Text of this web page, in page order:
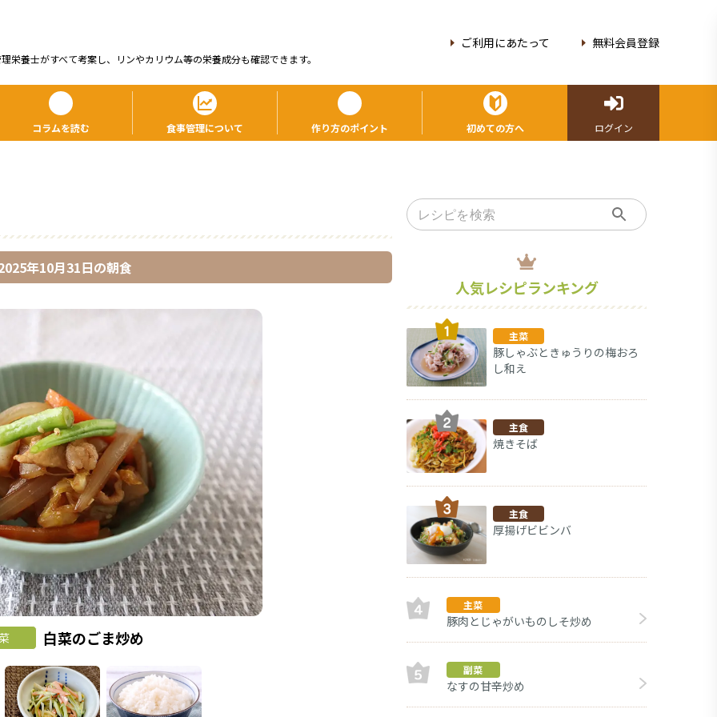
栄養⼠がすべて考案し、リンやカリウム等の栄養成分も確認できます。
ご利用にあたって 無料会員登録
コラムを読む 食事管理について 作り方のポイント 初めての方へ ログイン
年10月31日の朝食
白菜のごま炒め
人気レシピランキング
主菜
豚しゃぶときゅうりの梅おろ
し和え
主食
焼きそば
主食
厚揚げビビンバ
主菜
豚肉とじゃがいものしそ炒め
副菜
なすの甘辛炒め